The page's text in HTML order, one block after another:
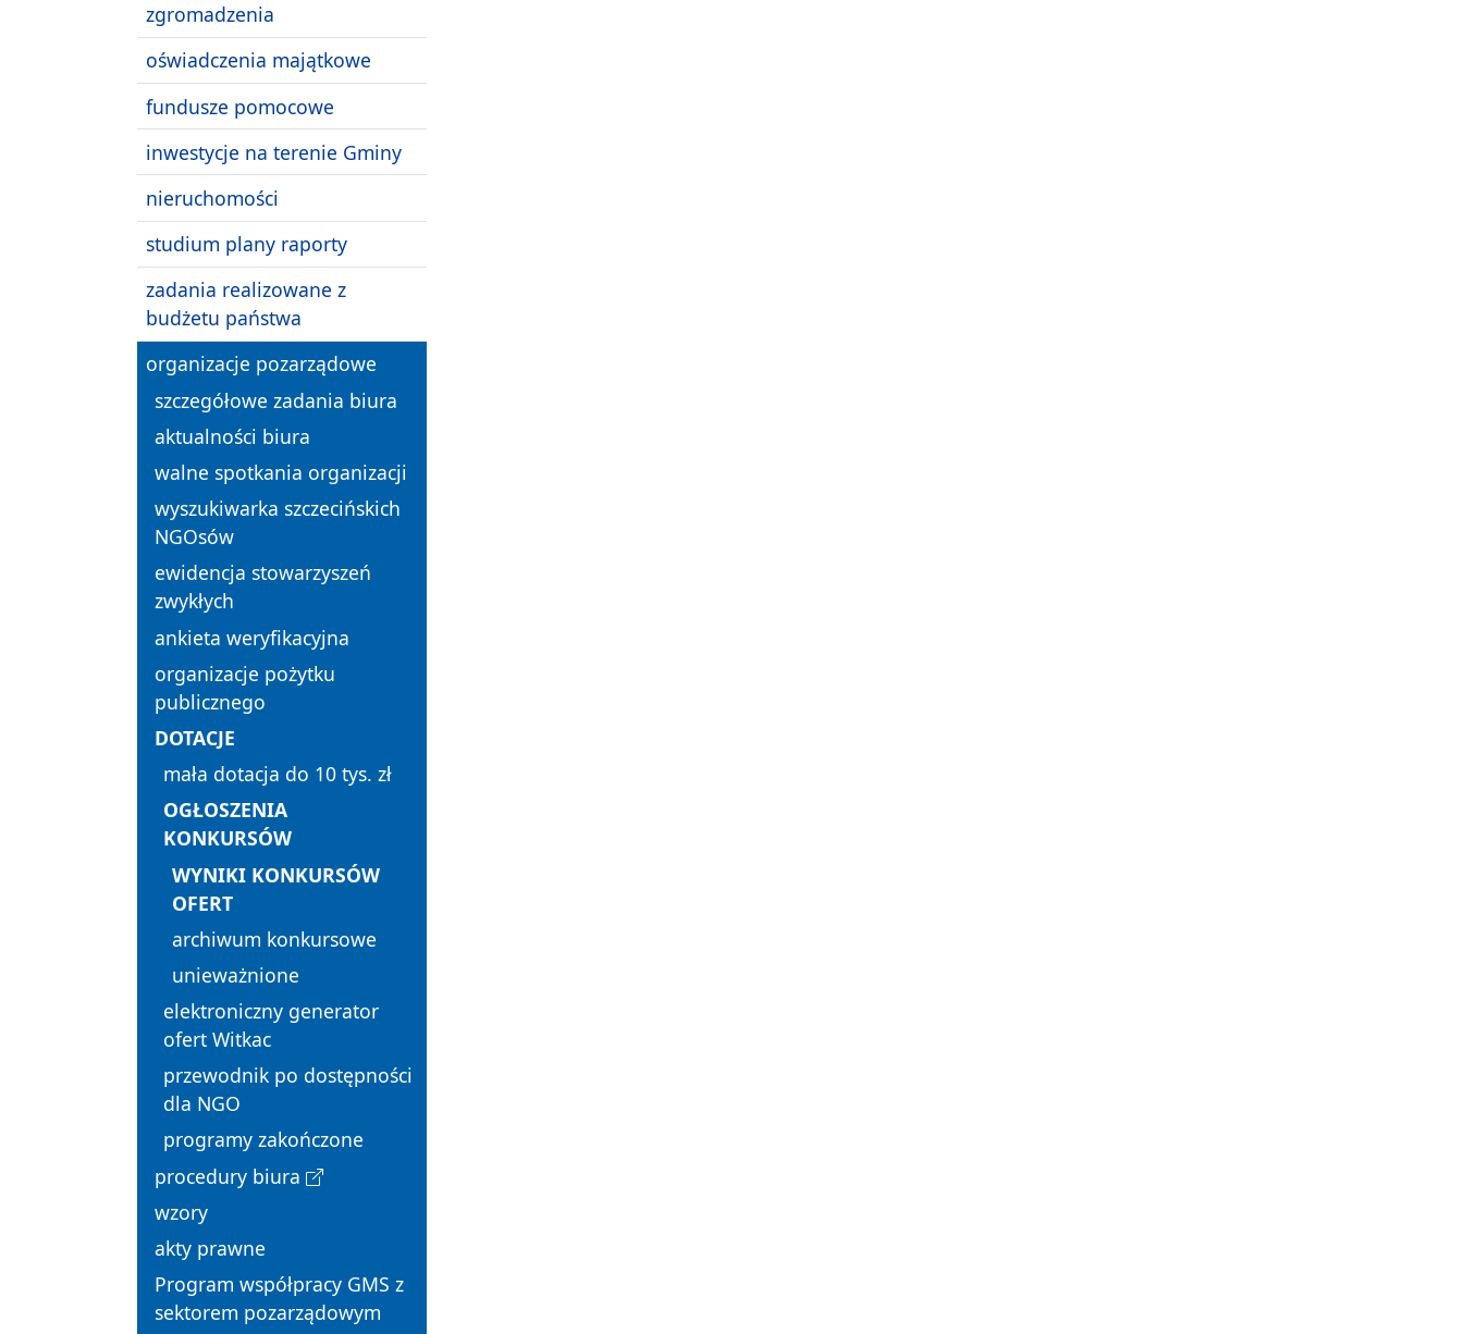
zgromadzenia
oświadczenia majątkowe
fundusze pomocowe
inwestycje na terenie Gminy
nieruchomości
studium plany raporty
zadania realizowane z
budżetu państwa
organizacje pozarządowe
szczegółowe zadania biura
aktualności biura
walne spotkania organizacji
wyszukiwarka szczecińskich
NGOsów
ewidencja stowarzyszeń
zwykłych
ankieta weryfikacyjna
organizacje pożytku
publicznego
DOTACJE
mała dotacja do 10 tys. zł
OGŁOSZENIA
KONKURSÓW
WYNIKI KONKURSÓW
OFERT
archiwum konkursowe
unieważnione
elektroniczny generator
ofert Witkac
przewodnik po dostępności
dla NGO
programy zakończone
procedury biura
wzory
akty prawne
Program współpracy GMS z
sektorem pozarządowym